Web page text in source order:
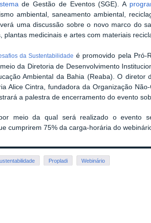
de Gestão de Eventos (SGE). A
ambiental, saneamento ambiental,
uma discussão sobre o novo marco do
plantas medicinais e artes com materiais
da Sustentabilidade é promovido pela Pró-
da Diretoria de Desenvolvimento
Ambiental da Bahia (Reaba).O diretor
Alice Cintra, fundadora da Organização
a palestra de encerramento do evento
meio da qual será realizado o evento
cumprirem 75% da carga-horária do
Propladi Webinário